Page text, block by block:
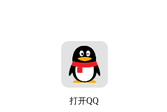
打开QQ